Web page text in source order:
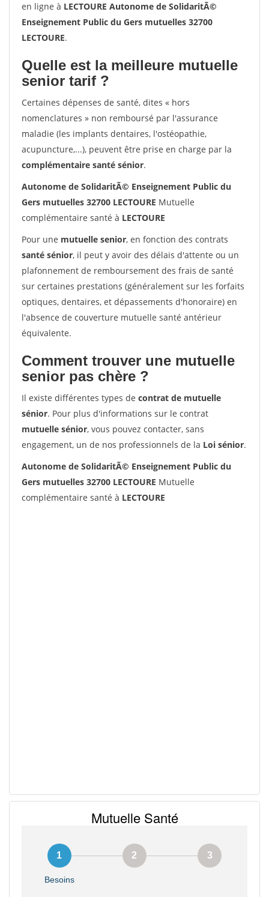
en ligne à LECTOURE Autonome de SolidaritÃ©
Enseignement Public du Gers mutuelles 32700
LECTOURE.
Quelle est la meilleure mutuelle
senior tarif ?
Certaines dépenses de santé, dites « hors
nomenclatures » non remboursé par l'assurance
maladie (les implants dentaires, l'ostéopathie,
acupuncture,...), peuvent être prise en charge par la
complémentaire santé sénior.
Autonome de SolidaritÃ© Enseignement Public du
Gers mutuelles 32700 LECTOURE Mutuelle
complémentaire santé à LECTOURE
Pour une mutuelle senior, en fonction des contrats
santé sénior, il peut y avoir des délais d'attente ou un
plafonnement de remboursement des frais de santé
sur certaines prestations (généralement sur les forfaits
optiques, dentaires, et dépassements d'honoraire) en
l'absence de couverture mutuelle santé antérieur
équivalente.
Comment trouver une mutuelle
senior pas chère ?
Il existe différentes types de contrat de mutuelle
sénior. Pour plus d'informations sur le contrat
mutuelle sénior, vous pouvez contacter, sans
engagement, un de nos professionnels de la Loi sénior.
Autonome de SolidaritÃ© Enseignement Public du
Gers mutuelles 32700 LECTOURE Mutuelle
complémentaire santé à LECTOURE